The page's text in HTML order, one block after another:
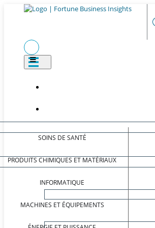
SOINS DE SANTÉ
PRODUITS CHIMIQUES ET MATÉRIAUX
INFORMATIQUE
MACHINES ET ÉQUIPEMENTS